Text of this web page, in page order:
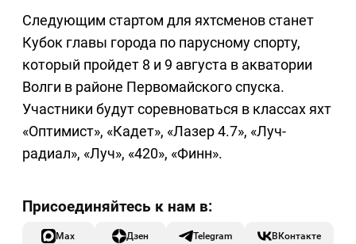
Следующим стартом для яхтсменов станет
Кубок главы города по парусному спорту,
который пройдет 8 и 9 августа в акватории
Волги в районе Первомайского спуска.
Участники будут соревноваться в классах яхт
«Оптимист», «Кадет», «Лазер 4.7», «Луч-
радиал», «Луч», «420», «Финн».
Max Дзен Telegram ВКонтакте